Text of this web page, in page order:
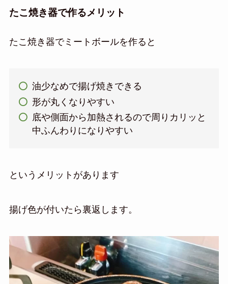
たこ焼き器で作るメリット
たこ焼き器でミートボールを作ると
油少なめで揚げ焼きできる
形が丸くなりやすい
底や側面から加熱されるので周りカリッと
中ふんわりになりやすい
というメリットがあります
揚げ色が付いたら裏返します。